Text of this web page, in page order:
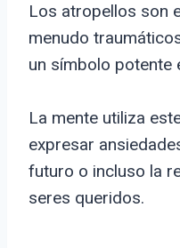
Los atropellos son
menudo
un símbolo potente
La mente utiliza
expresar
futuro o incluso la
seres queridos.